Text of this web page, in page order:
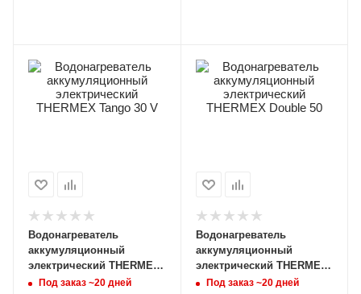
Водонагреватель
аккумуляционный
электрический THERMEX
Tango 30 V
Под заказ ~20 дней
Водонагреватель
аккумуляционный
электрический THERMEX
Double 50
Под заказ ~20 дней